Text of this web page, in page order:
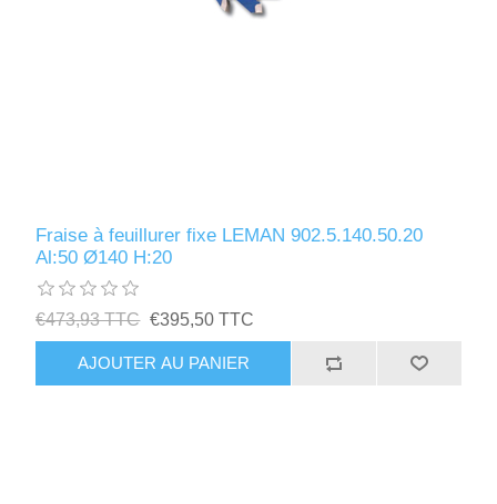
Fraise à feuillurer fixe LEMAN 902.5.140.50.20
Al:50 Ø140 H:20
€473,93 TTC €395,50 TTC